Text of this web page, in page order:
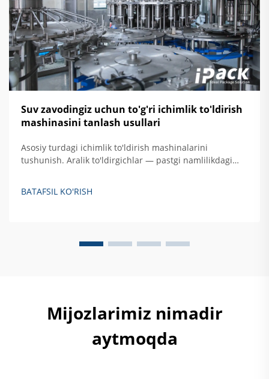
Suv zavodingiz uchun to'g'ri ichimlik to'ldirish
mashinasini tanlash usullari
Asosiy turdagi ichimlik to'ldirish mashinalarini
tushunish. Aralik to'ldirgichlar — pastgi namlilikdagi
tortish kuchi asosida ishlaydi. Bu erda suv, sharbat,
BATAFSIL KO'RISH
Mijozlarimiz nimadir
aytmoqda